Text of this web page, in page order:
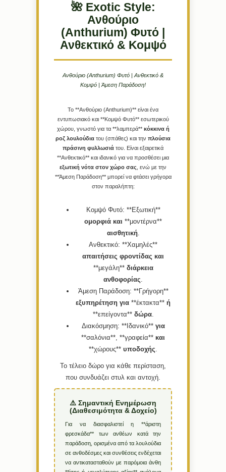
🌺 Exotic Style:
Ανθούριο
(Anthurium) Φυτό |
Ανθεκτικό & Κομψό
Ανθούριο (Anthurium) Φυτό | Ανθεκτικό &
Κομψό | Άμεση Παράδοση!
Το **Ανθούριο (Anthurium)** είναι ένα
εντυπωσιακό και **Κομψό Φυτό** εσωτερικού
χώρου, γνωστό για τα **λαμπερά** κόκκινα ή
ροζ λουλούδια του (σπάθες) και την πλούσια
πράσινη φυλλωσιά του. Είναι εξαιρετικά
**Ανθεκτικό** και ιδανικό για να προσθέσει μια
εξωτική νότα στον χώρο σας , ενώ με την
**Άμεση Παράδοση** μπορεί να φτάσει γρήγορα
στον παραλήπτη:
Κομψό Φυτό: **Εξωτική**
ομορφιά και **μοντέρνα**
αισθητική.
Ανθεκτικό: **Χαμηλές**
απαιτήσεις φροντίδας και
**μεγάλη** διάρκεια
ανθοφορίας.
Άμεση Παράδοση: **Γρήγορη**
εξυπηρέτηση για **έκτακτα** ή
**επείγοντα** δώρα.
Διακόσμηση: **Ιδανικό** για
**σαλόνια**, **γραφεία** και
**χώρους** υποδοχής.
Το τέλειο δώρο για κάθε περίσταση,
που συνδυάζει στυλ και αντοχή.
⚠️ Σημαντική Ενημέρωση
(Διαθεσιμότητα & Δοχείο)
Για να διασφαλιστεί η **άριστη
φρεσκάδα** των ανθέων κατά την
παράδοση, ορισμένα από τα λουλούδια
σε ανθοδέσμες και συνθέσεις ενδέχεται
να αντικατασταθούν με παρόμοια άνθη